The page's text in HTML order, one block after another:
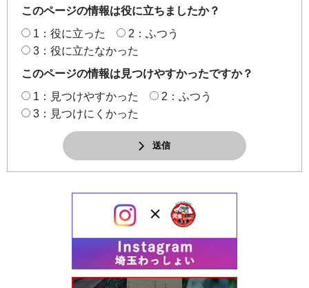
このページの情報は役に立ちましたか？
1：役に立った
2：ふつう
3：役に立たなかった
このページの情報は見つけやすかったですか？
1：見つけやすかった
2：ふつう
3：見つけにくかった
送信